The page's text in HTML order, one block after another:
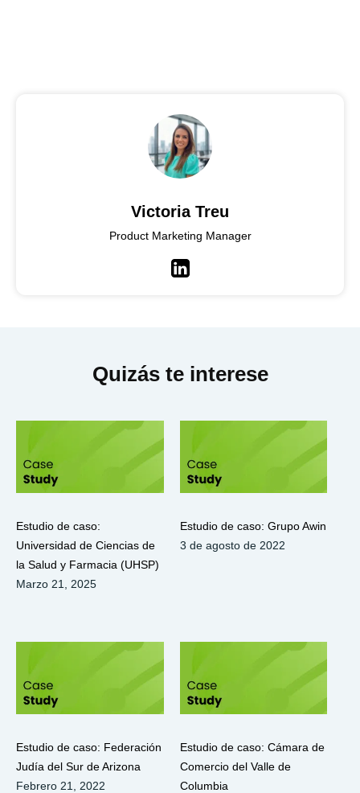
Victoria Treu
Product Marketing Manager
LinkedIn
Quizás te interese
Estudio de caso:
Universidad de Ciencias de
la Salud y Farmacia (UHSP)
Marzo 21, 2025
Estudio de caso: Grupo Awin
3 de agosto de 2022
Estudio de caso: Federación
Judía del Sur de Arizona
Febrero 21, 2022
Estudio de caso: Cámara de
Comercio del Valle de
Columbia